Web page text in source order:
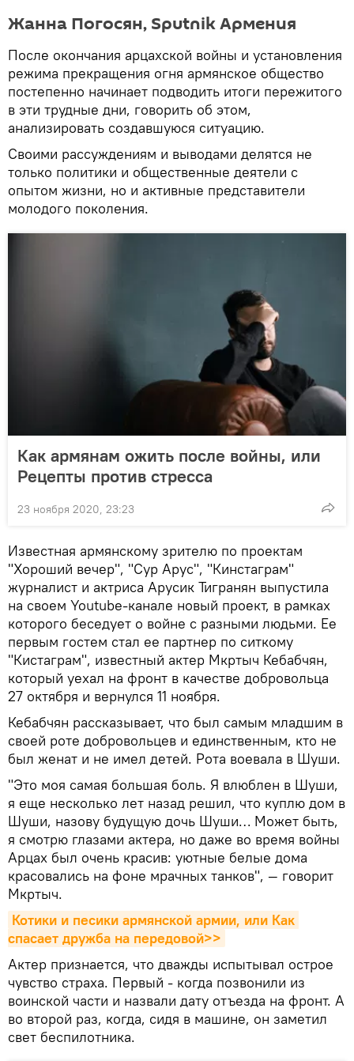
Жанна Погосян, Sputnik Армения
После окончания арцахской войны и установления
режима прекращения огня армянское общество
постепенно начинает подводить итоги пережитого
в эти трудные дни, говорить об этом,
анализировать создавшуюся ситуацию.
Своими рассуждениям и выводами делятся не
только политики и общественные деятели с
опытом жизни, но и активные представители
молодого поколения.
Как армянам ожить после войны, или
Рецепты против стресса
23 ноября 2020, 23:23
Известная армянскому зрителю по проектам
"Хороший вечер", "Сур Арус", "Кинстаграм"
журналист и актриса Арусик Тигранян выпустила
на своем Youtube-канале новый проект, в рамках
которого беседует о войне с разными людьми. Ее
первым гостем стал ее партнер по ситкому
"Кистаграм", известный актер Мкртыч Кебабчян,
который уехал на фронт в качестве добровольца
27 октября и вернулся 11 ноября.
Кебабчян рассказывает, что был самым младшим в
своей роте добровольцев и единственным, кто не
был женат и не имел детей. Рота воевала в Шуши.
"Это моя самая большая боль. Я влюблен в Шуши,
я еще несколько лет назад решил, что куплю дом в
Шуши, назову будущую дочь Шуши… Может быть,
я смотрю глазами актера, но даже во время войны
Арцах был очень красив: уютные белые дома
красовались на фоне мрачных танков", — говорит
Мкртыч.
Котики и песики армянской армии, или Как
спасает дружба на передовой>>
Актер признается, что дважды испытывал острое
чувство страха. Первый - когда позвонили из
воинской части и назвали дату отъезда на фронт. А
во второй раз, когда, сидя в машине, он заметил
свет беспилотника.